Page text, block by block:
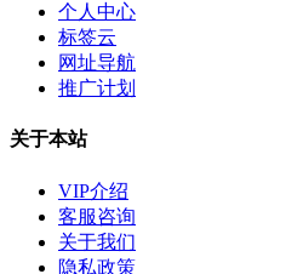
个人中心
标签云
网址导航
推广计划
关于本站
VIP介绍
客服咨询
关于我们
隐私政策